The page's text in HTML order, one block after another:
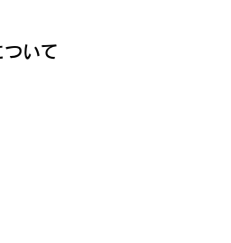
ついて